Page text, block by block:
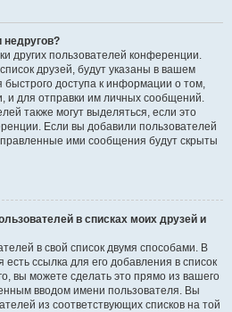
недругов?
других пользователей конференции.
друзей, будут указаны в вашем
доступа к информации о том,
и для отправки им личных сообщений.
также могут выделяться, если это
Если вы добавили пользователей
ими сообщения будут скрыты
в списках моих друзей и
в свой список двумя способами. В
ссылка для его добавления в список
вы можете сделать это прямо из вашего
вводом имени пользователя. Вы
из соответствующих списков на той